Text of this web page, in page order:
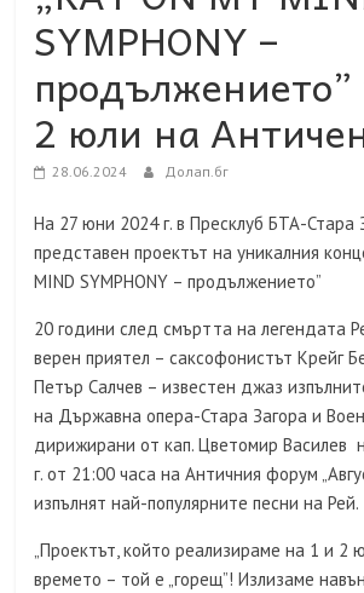
SYMPHONY –
2 юли на
28.06.2024 Долап.бг
На 27 юни 2024 г. в Пресклуб БТА-Стара
представен проектът на уникалния
MIND SYMPHONY – продължението”
20 години след смъртта на легендата
верен приятел – саксофонистът Крейг
Петър Салчев – известен джаз
на Държавна опера-Стара Загора и
дирижирани от кап. Цветомир Василев
г. от 21:00 часа на Античния форум
изпълнят най-популярните песни на Рей.
„Проектът, който реализираме на 1 и 2
времето – той е „горещ”! Излизаме